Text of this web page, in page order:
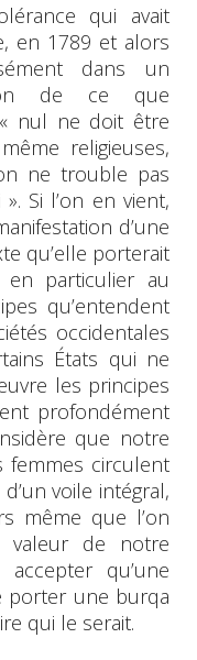
qui avait
en 1789 et alors
dans un
de ce que
nul ne doit être
religieuses,
ne trouble pas
Si l’on en vient,
d’une
qu’elle porterait
particulier au
qu’entendent
occidentales
États qui ne
les principes
profondément
que notre
femmes circulent
voile intégral,
même que l’on
valeur de notre
accepter qu’une
porter une burqa
qui le serait.